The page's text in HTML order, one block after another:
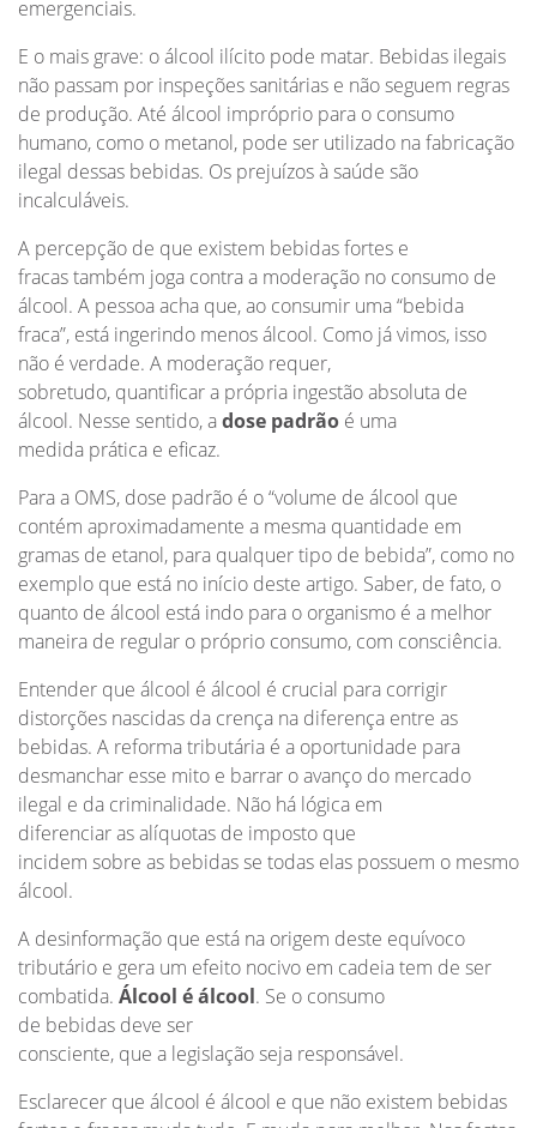
emergenciais.
E o mais grave: o álcool ilícito pode matar. Bebidas ilegais
não passam por inspeções sanitárias e não seguem regras
de produção. Até álcool impróprio para o consumo
humano, como o metanol, pode ser utilizado na fabricação
ilegal dessas bebidas. Os prejuízos à saúde são
incalculáveis.
A percepção de que existem bebidas fortes e
fracas também joga contra a moderação no consumo de
álcool. A pessoa acha que, ao consumir uma “bebida
fraca”, está ingerindo menos álcool. Como já vimos, isso
não é verdade. A moderação requer,
sobretudo, quantificar a própria ingestão absoluta de
álcool. Nesse sentido, adose padrão é uma
medida prática e eficaz.
Para a OMS, dose padrão é o “volume de álcool que
contém aproximadamente a mesma quantidade em
gramas de etanol, para qualquer tipo de bebida”, como no
exemplo que está no início deste artigo. Saber, de fato, o
quanto de álcool está indo para o organismo é a melhor
maneira de regular o próprio consumo, com consciência.
Entender que álcool é álcool é crucial para corrigir
distorções nascidas da crença na diferença entre as
bebidas. A reforma tributária é a oportunidade para
desmanchar esse mito e barrar o avanço do mercado
ilegal e da criminalidade. Não há lógica em
diferenciar as alíquotas de imposto que
incidem sobre as bebidas se todas elas possuem o mesmo
álcool.
A desinformação que está na origem deste equívoco
tributário e gera um efeito nocivo em cadeia tem de ser
combatida. Álcool é álcool. Se o consumo
de bebidas deve ser
consciente, que a legislação seja responsável.
Esclarecer que álcool é álcool e que não existem bebidas